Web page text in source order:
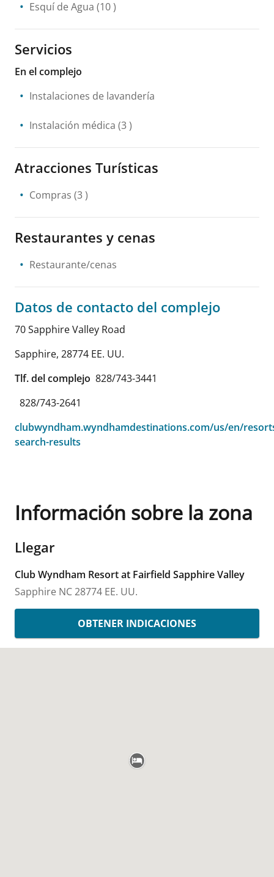
Esquí de Agua (10 )
Servicios
En el complejo
Instalaciones de lavandería
Instalación médica (3 )
Atracciones Turísticas
Compras (3 )
Restaurantes y cenas
Restaurante/cenas
Datos de contacto del complejo
70 Sapphire Valley Road
Sapphire, 28774 EE. UU.
Tlf. del complejo 828/743-3441
828/743-2641
clubwyndham.wyndhamdestinations.com/us/en/
search-results
Información sobre la zona
Llegar
Club Wyndham Resort at Fairfield Sapphire Valley
Sapphire NC28774 EE. UU.
OBTENER INDICACIONES